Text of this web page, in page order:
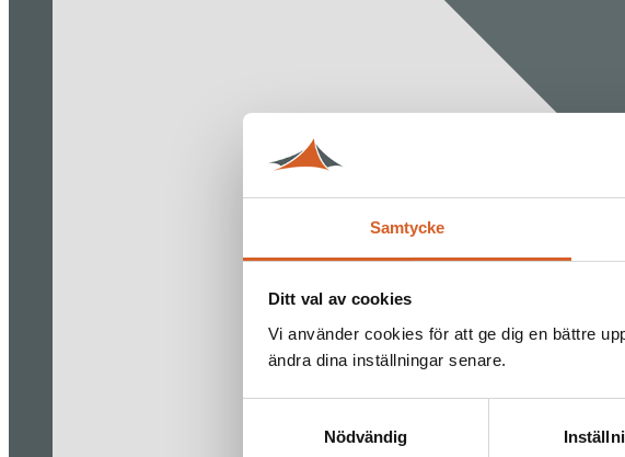
Samtycke
Ditt val av cookies
Vi använder cookies för att ge dig en bättre
ändra dina inställningar senare.
Nödvändig